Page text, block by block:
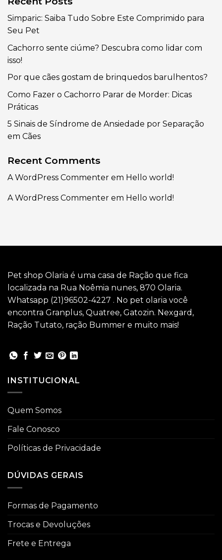
Simparic: Saiba Tudo Sobre Este Comprimido para
Seu Pet
Cachorro sente ciúme? Descubra como lidar com
isso!
Por que cães gostam de brinquedos barulhentos?
Como Fazer o Cachorro Parar de Morder: Dicas
Práticas
5 Sinais de Síndrome de Ansiedade por Separação
em Cães
Recent Comments
A WordPress Commenter em Hello world!
A WordPress Commenter em Hello world!
Pet shop Olaria é uma casa de Ração que fica
localizada na Rua Noêmia nunes, 870 Olaria.
Whatsapp (21)96502-4227 . No pet olaria você
encontra Granplus, Quatree, Gatozin. Nexgard,
Ração Tutato, ração Bummer e muito mais!
INSTITUCIONAL
Quem Somos
Fale Conosco
Políticas de Privacidade
DÚVIDAS GERAIS
Formas de Pagamento
Trocas e Devoluções
Frete e Entrega